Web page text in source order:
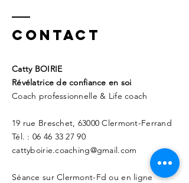
Contact
​Catty BOIRIE
Révélatrice de confiance en soi
Coach professionnelle & Life coach
19 rue Breschet, 63000 Clermont-Ferrand
Tél. : 06 46 33 27 90
cattyboirie.coaching@gmail.com
Séance sur Clermont-Fd ou en ligne